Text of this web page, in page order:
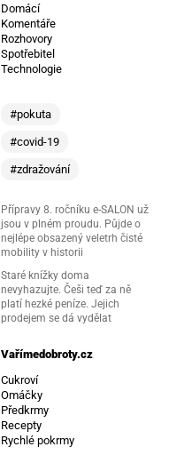
Domácí
Komentáře
Rozhovory
Spotřebitel
Technologie
#pokuta
#covid-19
#zdražování
Přípravy 8. ročníku e-SALON už
jsou v plném proudu. Půjde o
nejlépe obsazený veletrh čisté
mobility v historii
Staré knížky doma
nevyhazujte. Češi teď za ně
platí hezké peníze. Jejich
prodejem se dá vydělat
Vařímedobroty.cz
Cukroví
Omáčky
Předkrmy
Recepty
Rychlé pokrmy